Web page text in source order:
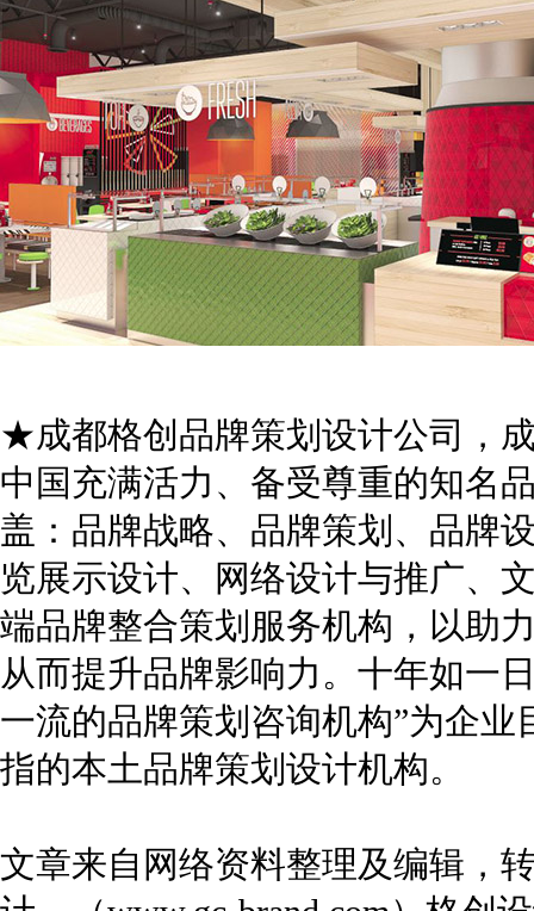
★成都格创品牌策划设计公司，
中国充满活力、备受尊重的知名
盖：品牌战略、品牌策划、品牌
览展示设计、网络设计与推广、
端品牌整合策划服务机构，以助
从而提升品牌影响力。十年如一
一流的品牌策划咨询机构”为企
指的本土品牌策划设计机构。
文章来自网络资料整理及编辑，